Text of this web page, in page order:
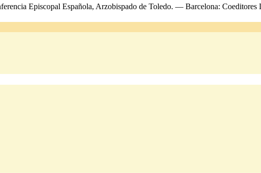
Episcopal Española, Arzobispado de Toledo. — Barcelona: